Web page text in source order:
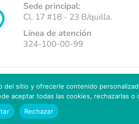
Sede principal:
Cl. 17 #18 - 23 B/quilla.
Línea de atención
324-100-00-99
sitio y ofrecerle contenido
aceptar todas las cookies, rechazarlas o
Rechazar